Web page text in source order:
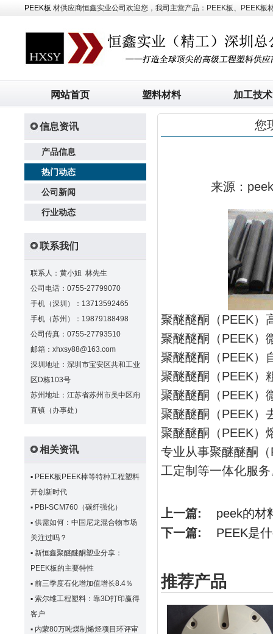
PEEK板 材供应商恒鑫实业公司欢迎您，我司主营产品：PEEK板、PEEK板
网站首页 塑料材料 加工技术
信息资讯
产品信息
热门动态
公司新闻
行业动态
联系我们
联系人：黄小姐 林先生
公司电话：0755-27799070
手机（深圳）：13713592465
手机（苏州）：19879188498
公司传真：0755-27793510
邮箱：xhxsy88@163.com
深圳地址：深圳市宝安区共和工业
区D栋103号
苏州地址：江苏省苏州市吴中区甪
直镇（办事处）
相关资讯
▪ PEEK板PEEK棒等特种工程塑料
开创新时代
▪ PBI-SCM760（碳纤强化）
▪ 供需如何：中国尼龙混合物市场
关注过吗？
▪ 新恒鑫聚醚醚酮塑业分享：
PEEK板的主要特性
▪ 前三季度石化增加值增长8.4％
▪ 索尔维工程塑料：靠3D打印赢得
客户
▪ 内蒙80万吨煤制烯烃项目环评审
您
来源：
聚醚醚酮（PEEK）
聚醚醚酮（PEEK）
聚醚醚酮（PEEK）
聚醚醚酮（PEEK）
聚醚醚酮（PEEK）
聚醚醚酮（PEEK）
聚醚醚酮（PEEK）
专业从事聚醚醚酮
工定制等一体化服务
上一篇: peek的材
下一篇: PEEK是
推荐产品